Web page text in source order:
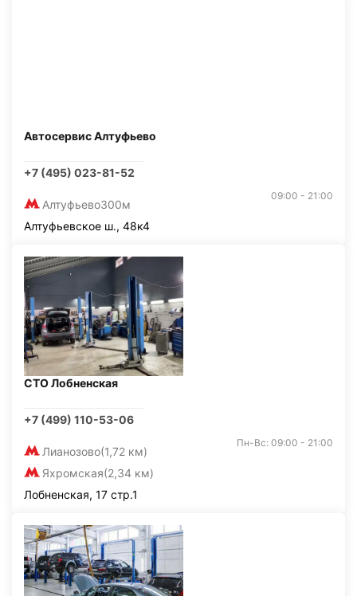
Автосервис Алтуфьево
+7 (495) 023-81-52
Алтуфьево300м
09:00 - 21:00
Алтуфьевское ш., 48к4
СТО Лобненская
+7 (499) 110-53-06
Лианозово(1,72 км)
Яхромская(2,34 км)
Пн-Вс: 09:00 - 21:00
Лобненская, 17 стр.1